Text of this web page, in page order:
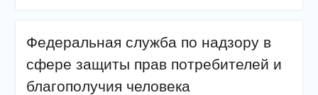
Федеральная служба по надзору в
сфере защиты прав потребителей и
благополучия человека